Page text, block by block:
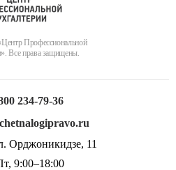
Профессиональной
Все права защищены.
234-79-36
Орджоникидзе, 11
9:00–18:00